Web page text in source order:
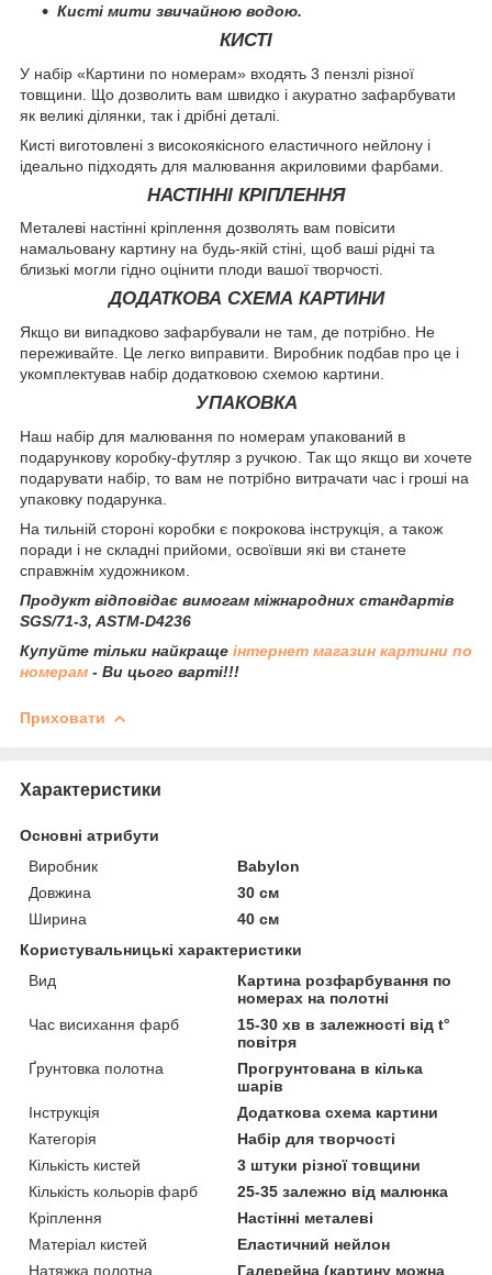
Кисті мити звичайною водою.
КИСТІ
У набір «Картини по номерам» входять 3 пензлі різної
товщини. Що дозволить вам швидко і акуратно зафарбувати
як великі ділянки, так і дрібні деталі.
Кисті виготовлені з високоякісного еластичного нейлону і
ідеально підходять для малювання акриловими фарбами.
НАСТІННІ КРІПЛЕННЯ
Металеві настінні кріплення дозволять вам повісити
намальовану картину на будь-якій стіні, щоб ваші рідні та
близькі могли гідно оцінити плоди вашої творчості.
ДОДАТКОВА СХЕМА КАРТИНИ
Якщо ви випадково зафарбували не там, де потрібно. Не
переживайте. Це легко виправити. Виробник подбав про це і
укомплектував набір додатковою схемою картини.
УПАКОВКА
Наш набір для малювання по номерам упакований в
подарункову коробку-футляр з ручкою. Так що якщо ви хочете
подарувати набір, то вам не потрібно витрачати час і гроші на
упаковку подарунка.
На тильній стороні коробки є покрокова інструкція, а також
поради і не складні прийоми, освоївши які ви станете
справжнім художником.
Продукт відповідає вимогам міжнародних стандартів
SGS/71-3, ASTM-D4236
Купуйте тільки найкраще інтернет магазин картини по
номерам - Ви цього варті!!!
Приховати
Характеристики
Основні атрибути
Виробник
Babylon
Довжина
30 см
Ширина
40 см
Користувальницькі характеристики
Вид
Картина розфарбування по
номерах на полотні
Час висихання фарб
15-30 хв в залежності від t°
повітря
Ґрунтовка полотна
Прогрунтована в кілька
шарів
Інструкція
Додаткова схема картини
Категорія
Набір для творчості
Кількість кистей
3 штуки різної товщини
Кількість кольорів фарб
25-35 залежно від малюнка
Кріплення
Настінні металеві
Матеріал кистей
Еластичний нейлон
Натяжка полотна
Галерейна (картину можна